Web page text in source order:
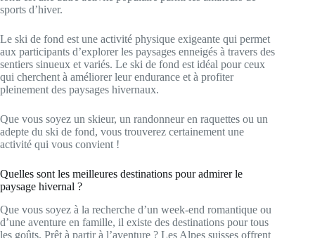
sports d’hiver.
Le ski de fond est une activité physique exigeante qui permet
aux participants d’explorer les paysages enneigés à travers des
sentiers sinueux et variés. Le ski de fond est idéal pour ceux
qui cherchent à améliorer leur endurance et à profiter
pleinement des paysages hivernaux.
Que vous soyez un skieur, un randonneur en raquettes ou un
adepte du ski de fond, vous trouverez certainement une
activité qui vous convient !
Quelles sont les meilleures destinations pour admirer le
paysage hivernal ?
Que vous soyez à la recherche d’un week-end romantique ou
d’une aventure en famille, il existe des destinations pour tous
les goûts. Prêt à partir à l’aventure ? Les Alpes suisses offrent